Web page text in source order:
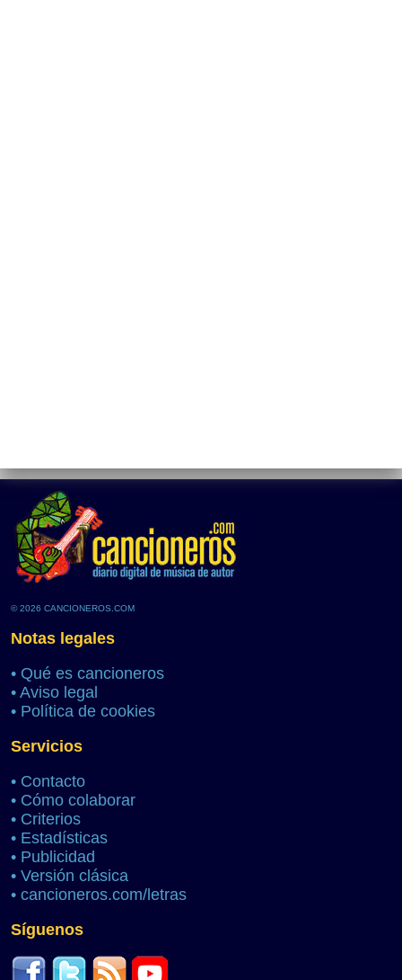
© 2026 CANCIONEROS.COM
Notas legales
• Qué es cancioneros
• Aviso legal
• Política de cookies
Servicios
• Contacto
• Cómo colaborar
• Criterios
• Estadísticas
• Publicidad
• Versión clásica
• cancioneros.com/letras
Síguenos